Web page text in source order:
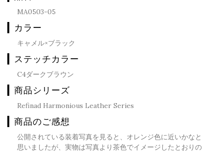
MA0503-05
カラー
キャメル×ブラック
ステッチカラー
C4ダークブラウン
商品シリーズ
Refinad Harmonious Leather Series
商品のご感想
公開されている装着写真を見ると、オレンジ色に近いかなと
思いましたが、実物は写真より茶色でイメージしたとおりの